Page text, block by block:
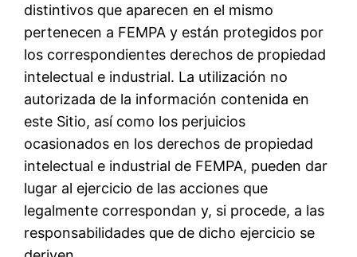
distintivos que aparecen en el mismo
pertenecen a FEMPA y están protegidos por
los correspondientes derechos de propiedad
intelectual e industrial. La utilización no
autorizada de la información contenida en
este Sitio, así como los perjuicios
ocasionados en los derechos de propiedad
intelectual e industrial de FEMPA, pueden dar
lugar al ejercicio de las acciones que
legalmente correspondan y, si procede, a las
responsabilidades que de dicho ejercicio se